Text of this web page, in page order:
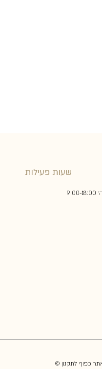
שעות פעילות
כפוף לתקנון